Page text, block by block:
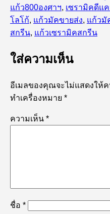
แก้ว800องศาฯ, เซรามิคดีแ
โลโก้, แก้วมัคขายส่ง, แก้วมั
สกรีน, แก้วเซรามิคสกรีน
ใส่ความเห็น
อีเมลของคุณจะไม่แสดงให้
ทำเครื่องหมาย *
ความเห็น *
ชื่อ *